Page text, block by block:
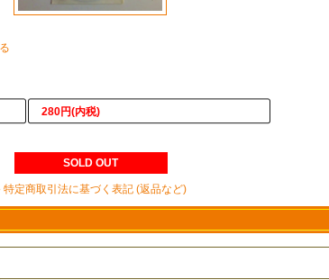
280円(内税)
SOLD OUT
特定商取引法に基づく表記 (返品など)